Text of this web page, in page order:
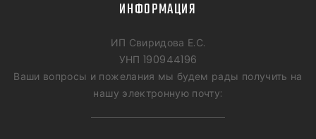
ИНФОРМАЦИЯ
ИП Свиридова Е.С.
УНП 190944196
Ваши вопросы и пожелания мы будем рады получить на
нашу электронную почту: